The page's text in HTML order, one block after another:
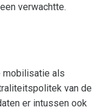
verwachtte.
mobilisatie als
van de
er intussen ook